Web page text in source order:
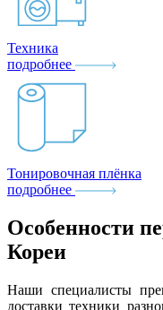
Техника
подробнее
Тонировочная плёнка
подробнее
Особенности
Кореи
Наши специалисты
доставки техники